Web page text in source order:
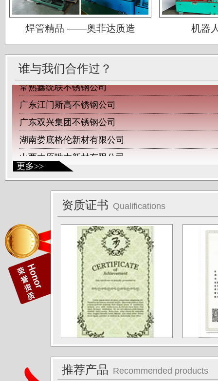
焊管精品 ——奥菲达质造 机器
更多>>
谁与我们合作过？
佛山运升不锈钢厂
宝菜不锈钢科技（昆山）有限公司
苏州圣珀不锈钢制品有限公司
常熟鑫统联不锈钢公司
广东江门斯高不锈钢公司
广东双兴集团不锈钢公司
湖南娄底格伦新材有限公司
山西太原唯太新材有限公司
山西太原大泽不锈钢公司
深圳钛杰公司
佛山南钛制品有限公司
广东德庆康纳国兴公司
唐山海兴金属制品厂
江苏南通中天科技股份有限公司
上海凌士通不锈钢有限公司
江苏无锡应达公司
德阳东方汽轮机厂（东方公司)
湖南湘投金天新材（湘投集团）
江苏中天科技股份有限公司
佛山运升不锈钢厂
宝菜不锈钢科技（昆山）有限公司
资质证书 Qualifications
推荐产品 Recommended products